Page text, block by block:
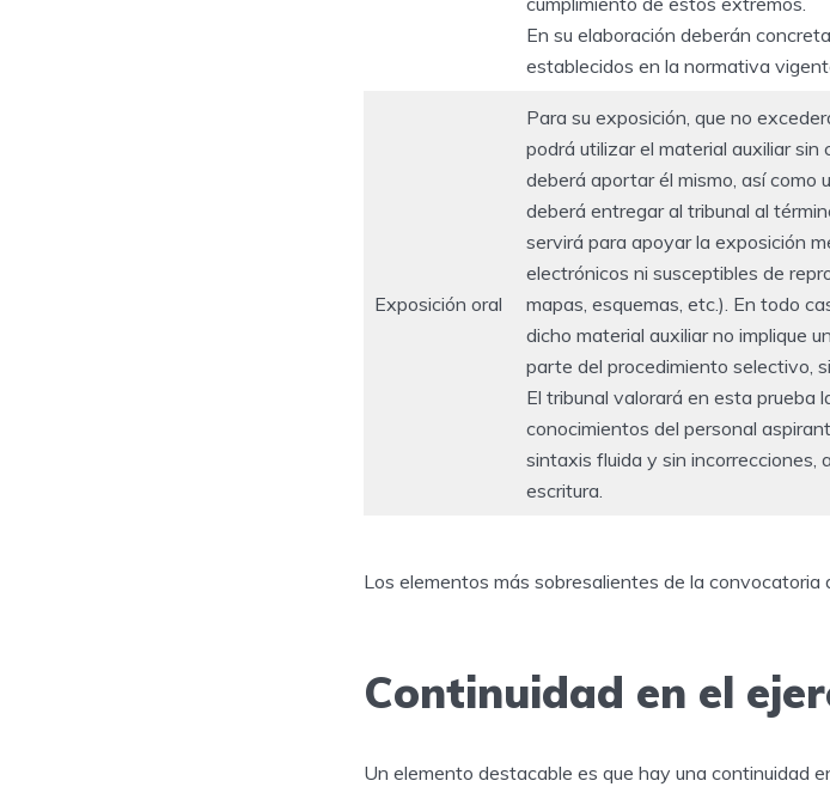
En su elaboración deberán
establecidos en la normativa
Exposición oral
Para su exposición, que no
podrá utilizar el material auxiliar sin
deberá aportar él mismo, así como
deberá entregar al tribunal al
servirá para apoyar la exposición
electrónicos ni susceptibles de
mapas, esquemas, etc.). En todo
dicho material auxiliar no implique
parte del procedimiento selectivo,
El tribunal valorará en esta prueba
conocimientos del personal
sintaxis fluida y sin incorrecciones,
escritura.
Los elementos más sobresalientes de la convocatoria
Continuidad en el
Un elemento destacable es que hay una continuidad